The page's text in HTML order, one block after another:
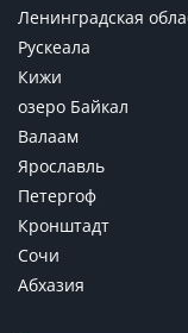
Ленинградская
Рускеала
Кижи
озеро Байкал
Валаам
Ярославль
Петергоф
Кронштадт
Сочи
Абхазия